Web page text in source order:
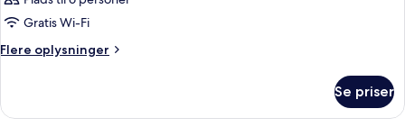
Gratis Wi-Fi
Flere oplysninger
Flere
Se priser